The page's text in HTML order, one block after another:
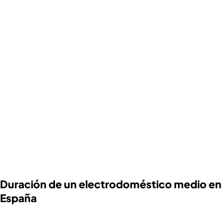
Duración de un electrodoméstico medio en
España